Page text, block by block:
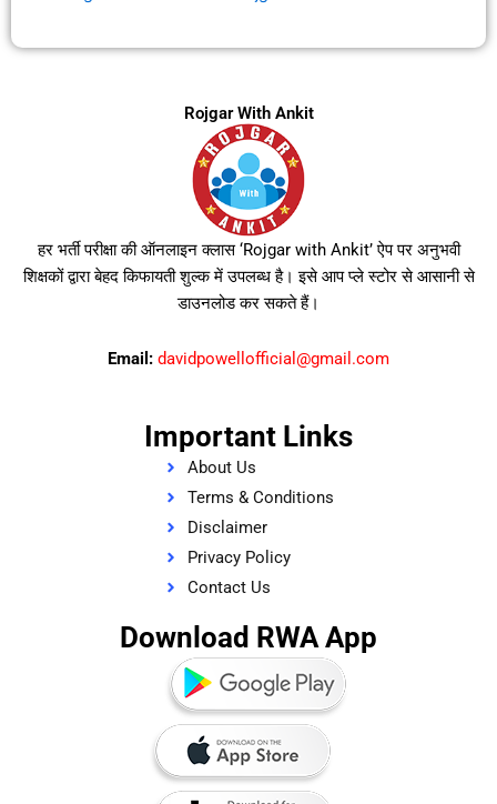
Rojgar With Ankit
हर भर्ती परीक्षा की ऑनलाइन क्लास ‘Rojgar with Ankit’ ऐप पर अनुभवी
शिक्षकों द्वारा बेहद किफायती शुल्क में उपलब्ध है। इसे आप प्ले स्टोर से आसानी से
डाउनलोड कर सकते हैं।
Email: davidpowellofficial@gmail.com
Important Links
About Us
Terms & Conditions
Disclaimer
Privacy Policy
Contact Us
Download RWA App